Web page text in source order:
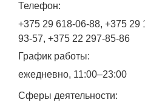
Объявления
Транспорт
Погода
Телефон:
+375 29 618-06-88, +375 29
93-57, +375 22 297-85-86
График работы:
ежедневно, 11:00–23:00
Сферы деятельности: